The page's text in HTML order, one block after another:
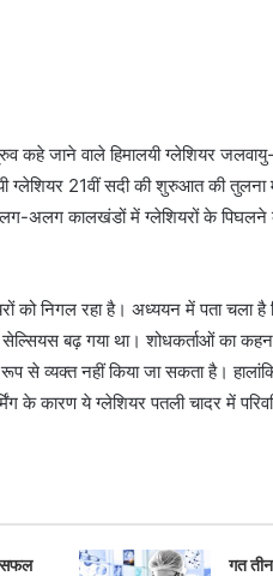
कहे जाने वाले हिमालयी ग्लेशियर
ग्लेशियर 21वीं सदी की शुरुआत की
अलग कालखंडों में ग्लेशियरों के
को निगल रहा है। अध्ययन में पता
बढ़ गया था। शोधकर्ताओं का
से व्यक्त नहीं किया जा सकता है।
के कारण ये ग्लेशियर पतली चादर में
सफल
गत तीन